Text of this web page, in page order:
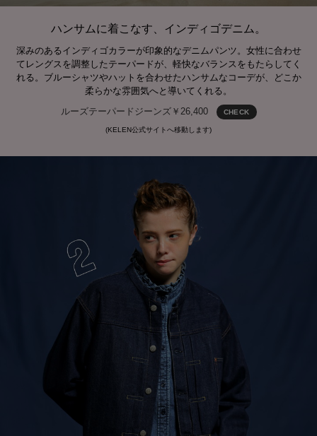
ハンサムに着こなす、インディゴデニム。
深みのあるインディゴカラーが印象的なデニムパンツ。女性に合わせ
てレングスを調整したテーパードが、軽快なバランスをもたらしてく
れる。ブルーシャツやハットを合わせたハンサムなコーデが、どこか
柔らかな雰囲気へと導いてくれる。
ルーズテーパードジーンズ￥26,400
CHECK
(KELEN公式サイトへ移動します)